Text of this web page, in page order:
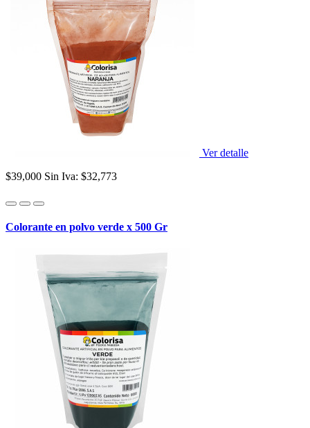
Ver detalle
$39,000 Sin Iva: $32,773
Colorante en polvo verde x 500 Gr